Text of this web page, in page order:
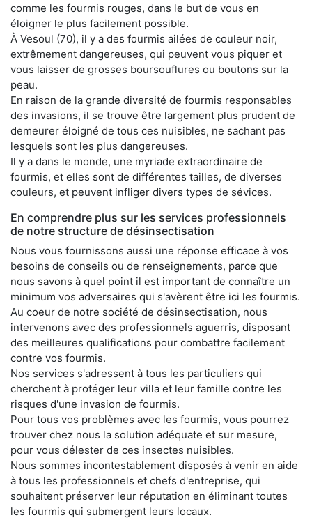
comme les fourmis rouges, dans le but de vous en
éloigner le plus facilement possible.
À Vesoul (70), il y a des fourmis ailées de couleur noir,
extrêmement dangereuses, qui peuvent vous piquer et
vous laisser de grosses boursouflures ou boutons sur la
peau.
En raison de la grande diversité de fourmis responsables
des invasions, il se trouve être largement plus prudent de
demeurer éloigné de tous ces nuisibles, ne sachant pas
lesquels sont les plus dangereuses.
Il y a dans le monde, une myriade extraordinaire de
fourmis, et elles sont de différentes tailles, de diverses
couleurs, et peuvent infliger divers types de sévices.
En comprendre plus sur les services professionnels
de notre structure de désinsectisation
Nous vous fournissons aussi une réponse efficace à vos
besoins de conseils ou de renseignements, parce que
nous savons à quel point il est important de connaître un
minimum vos adversaires qui s'avèrent être ici les fourmis.
Au coeur de notre société de désinsectisation, nous
intervenons avec des professionnels aguerris, disposant
des meilleures qualifications pour combattre facilement
contre vos fourmis.
Nos services s'adressent à tous les particuliers qui
cherchent à protéger leur villa et leur famille contre les
risques d'une invasion de fourmis.
Pour tous vos problèmes avec les fourmis, vous pourrez
trouver chez nous la solution adéquate et sur mesure,
pour vous délester de ces insectes nuisibles.
Nous sommes incontestablement disposés à venir en aide
à tous les professionnels et chefs d'entreprise, qui
souhaitent préserver leur réputation en éliminant toutes
les fourmis qui submergent leurs locaux.